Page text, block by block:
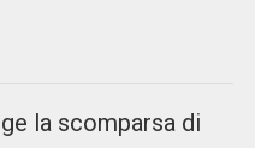
la scomparsa di